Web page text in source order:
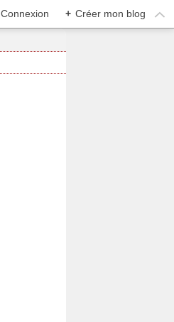
Connexion + Créer mon blog